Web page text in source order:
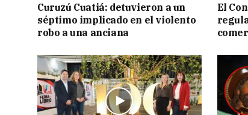
Curuzú Cuatiá: detuvieron a un
séptimo implicado en el violento
robo a una anciana
El